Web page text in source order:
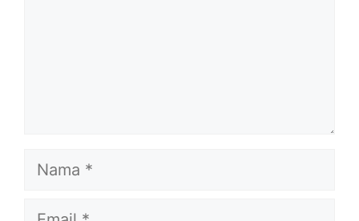
Nama
Email